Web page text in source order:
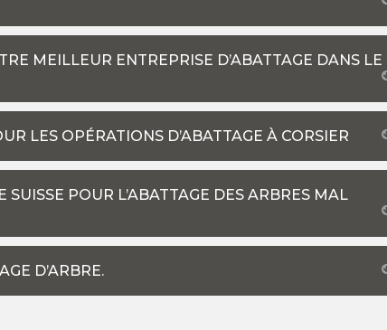
MEILLEUR ENTREPRISE D’ABATTAGE DANS LE
LES OPÉRATIONS D’ABATTAGE À CORSIER
POUR L’ABATTAGE DES ARBRES MAL
D’ARBRE.